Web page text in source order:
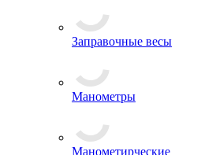
Заправочные весы
Манометры
Манометирческие